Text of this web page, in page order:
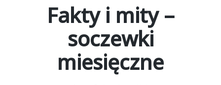
Fakty i mity –
soczewki
miesięczne